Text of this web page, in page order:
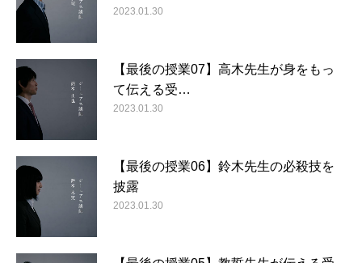
2023.01.30
【最後の授業07】高木先生が身をもっ
て伝える受…
2023.01.30
【最後の授業06】鈴木先生の必殺技を
披露
2023.01.30